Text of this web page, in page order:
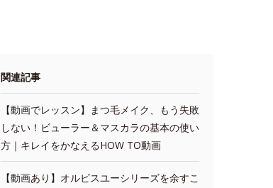
関連記事
【動画でレッスン】まつ毛メイク、もう失敗
しない！ビューラー＆マスカラの基本の使い
方｜キレイをかなえるHOW TO動画
【動画あり】オルビスユーシリーズを余すこ